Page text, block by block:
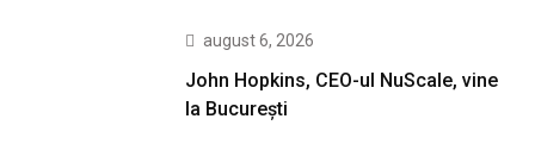
august 6, 2026
John Hopkins, CEO-ul NuScale, vine
la București